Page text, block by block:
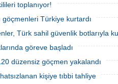
toplanıyor!
göçmenleri Türkiye kurtardı
Türk sahil güvenlik botlarıyla
göreve başladı
düzensiz göçmen yakalandı
kişiye tıbbi tahliye